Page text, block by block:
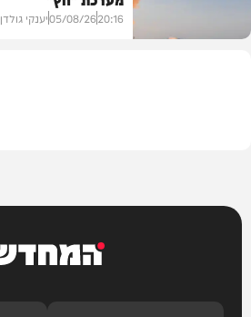
20:16
05/08/26יענקי גולדן
המחדש